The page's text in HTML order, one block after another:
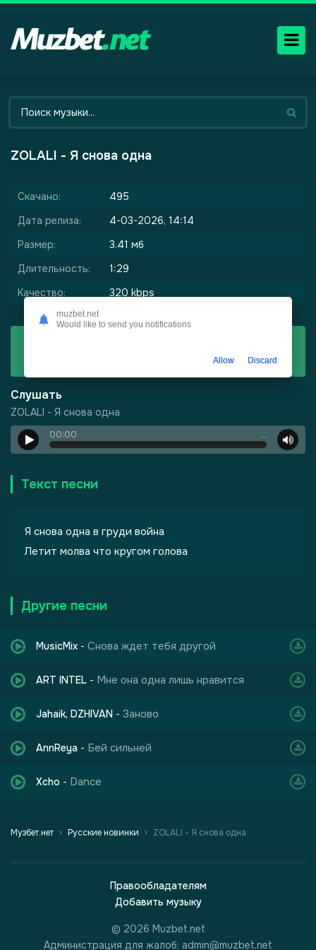
ZOLALI - Я снова одна
Скачано:
495
Дата релиза:
4-03-2026, 14:14
Размер:
3.41 мб
Длительность:
1:29
Качество:
320 kbps
Слушать
ZOLALI - Я снова одна
00:00 …
Текст песни
Я снова одна в груди война
Летит молва что кругом голова
Другие песни
MusicMix - Снова ждет тебя другой
ART INTEL - Мне она одна лишь нравится
Jahaik, DZHIVAN - Заново
AnnReya - Бей сильней
Xcho - Dance
Музбет.нет Русские новинки ZOLALI - Я снова одна
Правообладателям
Добавить музыку
© 2026 Muzbet.net
Администрация для жалоб: admin@muzbet.net
Город Грехов
одиноких душ
muzbet.net
Would like to send you notifications
Allow Discard